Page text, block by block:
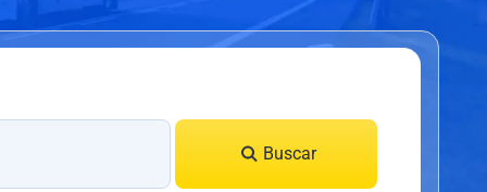
Buscar